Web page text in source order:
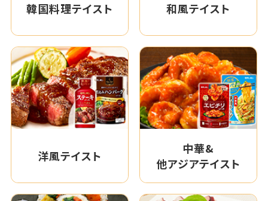
韓国料理テイスト 和風テイスト
洋風テイスト
中華&
他アジアテイスト